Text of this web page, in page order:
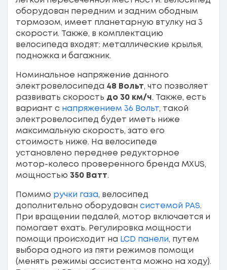
оборудован передним и задним ободным
тормозом, имеет планетарную втулку на 3
скорости. Также, в комплектацию
велосипеда входят: металлические крылья,
подножка и багажник.
Номинальное напряжение данного
электровелосипеда 48 Вольт, что позволяет
развивать скорость до 30 км/ч. Также, есть
вариант с напряжением 36 Вольт, такой
электровелосипед будет иметь ниже
максимальную скорость, зато его
стоимость ниже. На велосипеде
установлено переднее редукторное
мотор-колесо проверенного бренда MXUS,
мощностью 350 Ватт.
Помимо ручки газа, велосипед
дополнительно оборудован системой PAS.
При вращении педалей, мотор включается и
помогает ехать. Регулировка мощности
помощи происходит на LCD панели, путем
выбора одного из пяти режимов помощи
(менять режимы ассистента можно на ходу).